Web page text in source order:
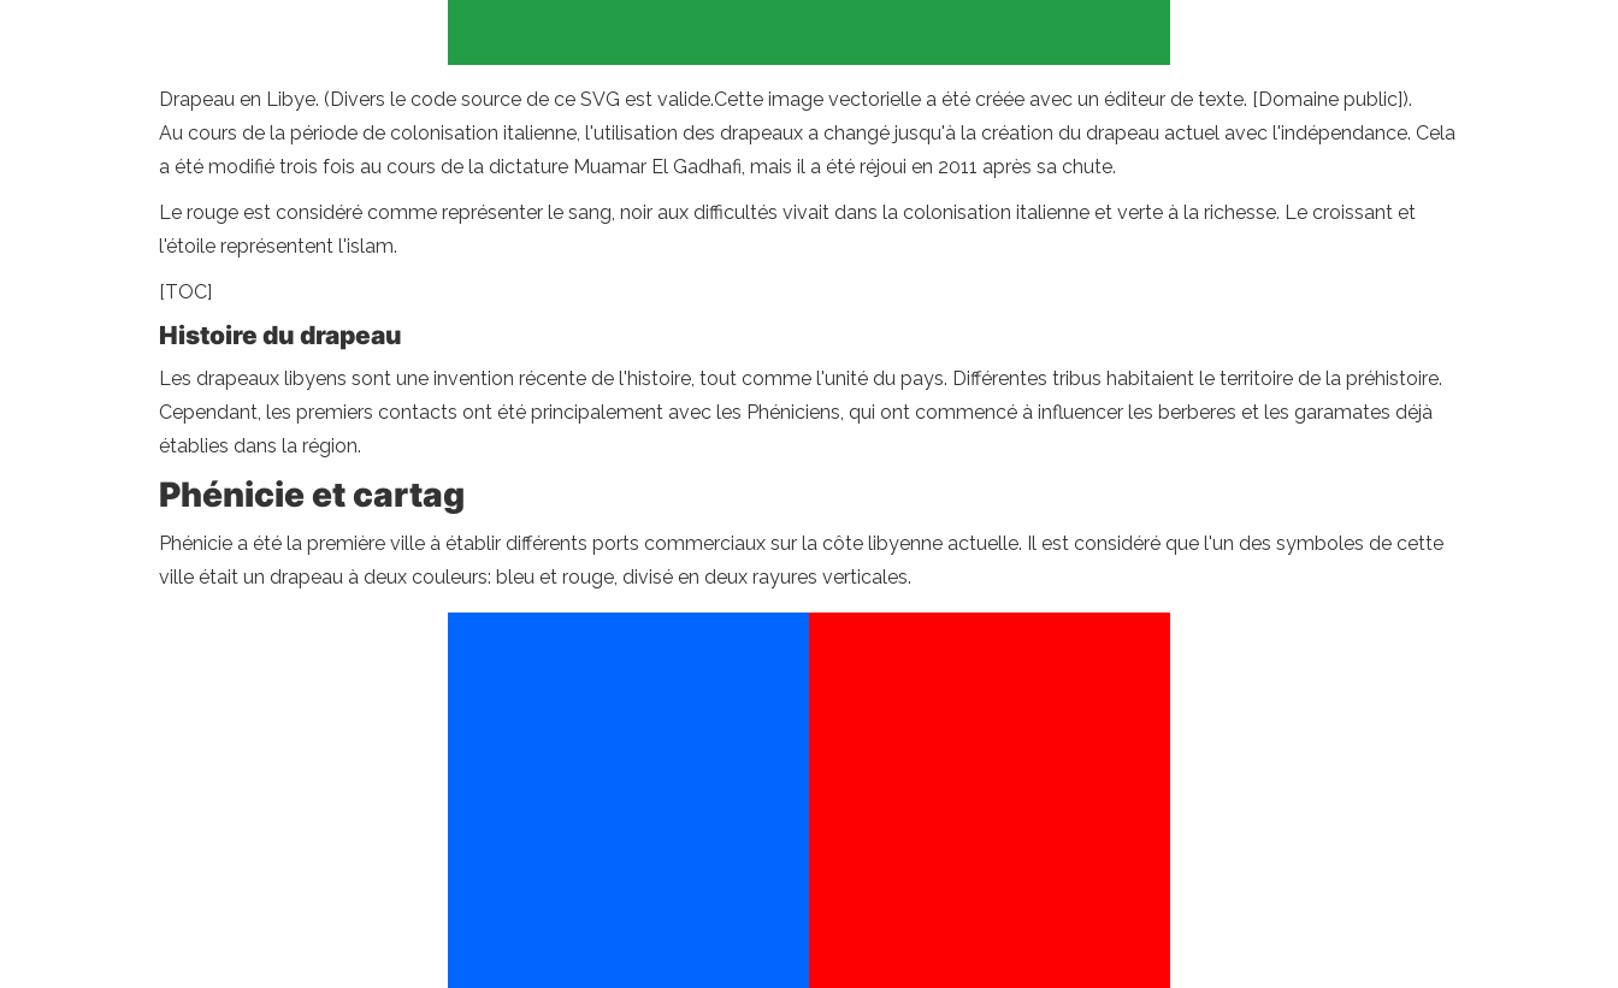
Drapeau en Libye. (Divers le code source de ce SVG est valide.Cette image vectorielle a été créée avec un éditeur de texte. [Domaine public]).
Au cours de la période de colonisation italienne, l'utilisation des drapeaux a changé jusqu'à la création du drapeau actuel avec l'indépendance. Cela
a été modifié trois fois au cours de la dictature Muamar El Gadhafi, mais il a été réjoui en 2011 après sa chute.
Le rouge est considéré comme représenter le sang, noir aux difficultés vivait dans la colonisation italienne et verte à la richesse. Le croissant et
l'étoile représentent l'islam.
[TOC]
Histoire du drapeau
Les drapeaux libyens sont une invention récente de l'histoire, tout comme l'unité du pays. Différentes tribus habitaient le territoire de la préhistoire.
Cependant, les premiers contacts ont été principalement avec les Phéniciens, qui ont commencé à influencer les berberes et les garamates déjà
établies dans la région.
Phénicie et cartag
Phénicie a été la première ville à établir différents ports commerciaux sur la côte libyenne actuelle. Il est considéré que l'un des symboles de cette
ville était un drapeau à deux couleurs: bleu et rouge, divisé en deux rayures verticales.